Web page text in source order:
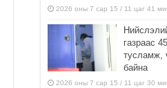
2026 оны 7 сар 15 / 11 цаг 41
газраас
тусламж,
байна
2026 оны 7 сар 15 / 11 цаг 30